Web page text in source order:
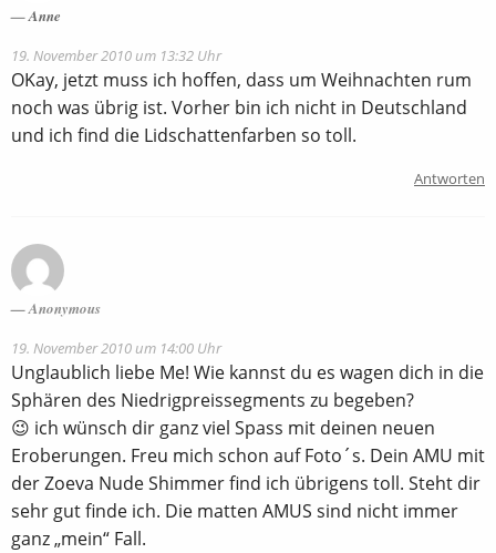
Anne
19. November 2010 um 13:32 Uhr
OKay, jetzt muss ich hoffen, dass um Weihnachten rum
noch was übrig ist. Vorher bin ich nicht in Deutschland
und ich find die Lidschattenfarben so toll.
Antworten
Anonymous
19. November 2010 um 14:00 Uhr
Unglaublich liebe Me! Wie kannst du es wagen dich in die
Sphären des Niedrigpreissegments zu begeben?
😉 ich wünsch dir ganz viel Spass mit deinen neuen
Eroberungen. Freu mich schon auf Foto´s. Dein AMU mit
der Zoeva Nude Shimmer find ich übrigens toll. Steht dir
sehr gut finde ich. Die matten AMUS sind nicht immer
ganz „mein“ Fall.